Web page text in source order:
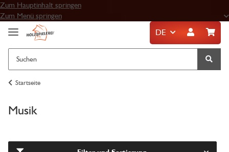
Zum Hauptinhalt springen
Zum Menü springen
DE
Startseite
Musik